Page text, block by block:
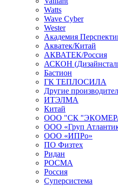
Watts
Wave Cyber
Wester
Академия
Акватек/Китай
АКВАТЕК/Россия
АСКОН
Бастион
ГК ТЕПЛОСИЛА
Другие
ИТЭЛМА
Китай
ООО "СК
ООО «Груп
ООО «ИПРо»
ПО Физтех
Ридан
РОСМА
Россия
Суперсистема